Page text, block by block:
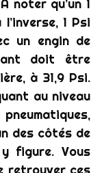
noter qu’un 1
1 Psi
un engin de
doit être
à 31,9 Psi.
au niveau
des côtés de
figure. Vous